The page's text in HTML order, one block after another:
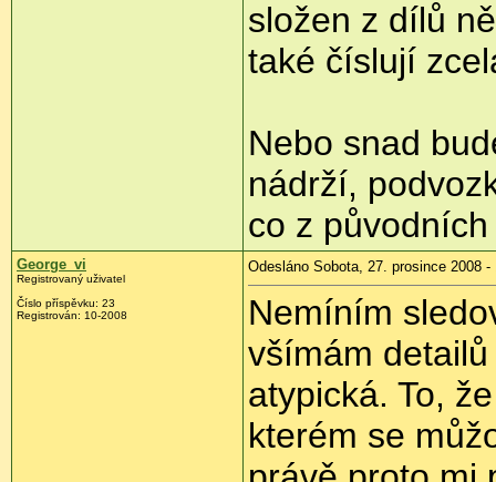
složen z dílů
také číslují
Nebo snad
nádrží,
co z
George_vi
Registrovaný uživatel
Číslo příspěvku: 23
Registrován: 10-2008
Odesláno Sobota, 27. prosince 2008 -
Nemíním
všímám
atypická. To,
kterém se